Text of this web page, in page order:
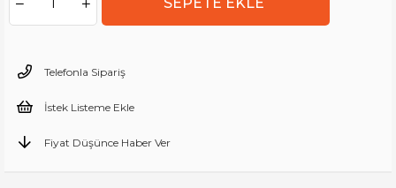
Telefonla Sipariş
İstek Listeme Ekle
Fiyat Düşünce Haber Ver